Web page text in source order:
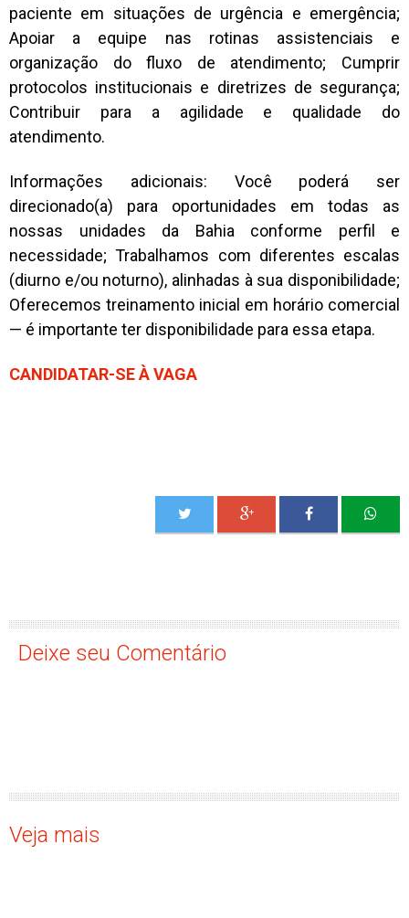
paciente em situações de urgência e emergência;
Apoiar a equipe nas rotinas assistenciais e
organização do fluxo de atendimento; Cumprir
protocolos institucionais e diretrizes de segurança;
Contribuir para a agilidade e qualidade do
atendimento.
Informações adicionais: Você poderá ser
direcionado(a) para oportunidades em todas as
nossas unidades da Bahia conforme perfil e
necessidade; Trabalhamos com diferentes escalas
(diurno e/ou noturno), alinhadas à sua disponibilidade;
Oferecemos treinamento inicial em horário comercial
— é importante ter disponibilidade para essa etapa.
CANDIDATAR-SE À VAGA
Deixe seu Comentário
Veja mais